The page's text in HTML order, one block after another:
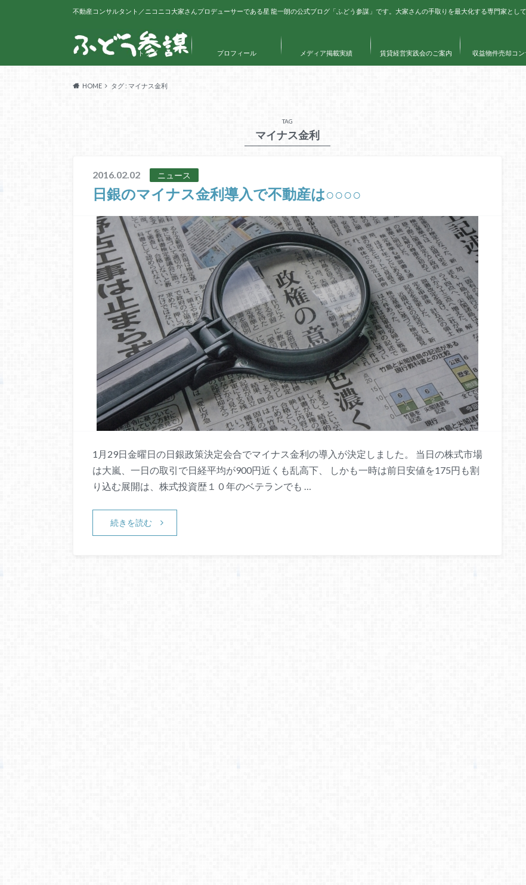
不動産コンサルタント／ニコニコ大家さんプロデューサーである星 龍一朗の公式ブログ「ふどう参謀」です。大家さんの手取りを最大化する専門家とし
トップ プロフィール メディア掲載実績 賃貸経営実践会のご案内 収益物件売却コ
HOME タグ : マイナス金利
TAG
マイナス金利
2016.02.02 ニュース
日銀のマイナス金利導入で不動産は○○○○
1月29日金曜日の日銀政策決定会合でマイナス金利の導入が決定しました。 当日の株式市場
は大嵐、一日の取引で日経平均が900円近くも乱高下、 しかも一時は前日安値を175円も割
り込む展開は、株式投資歴１０年のベテランでも …
続きを読む